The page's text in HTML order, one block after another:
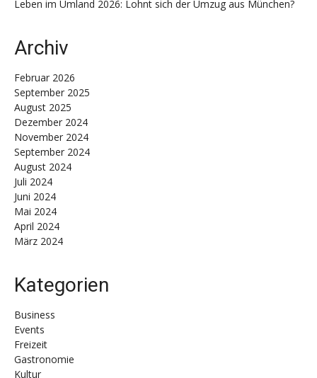
Leben im Umland 2026: Lohnt sich der Umzug aus München?
Archiv
Februar 2026
September 2025
August 2025
Dezember 2024
November 2024
September 2024
August 2024
Juli 2024
Juni 2024
Mai 2024
April 2024
März 2024
Kategorien
Business
Events
Freizeit
Gastronomie
Kultur